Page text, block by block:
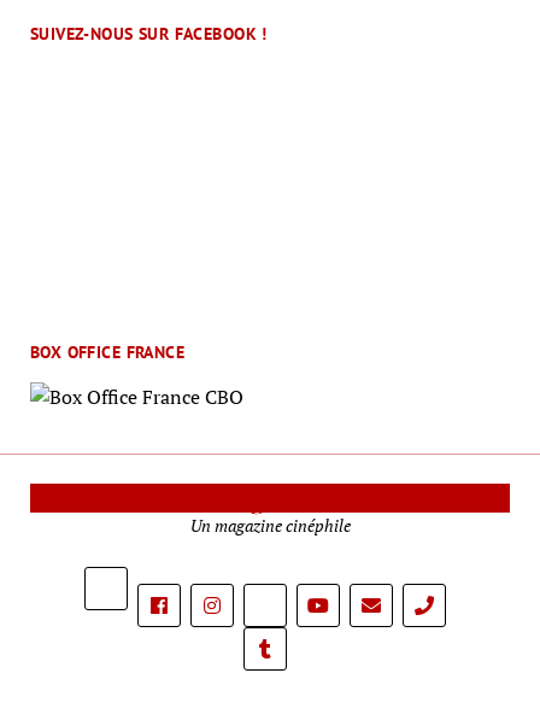
SUIVEZ-NOUS SUR FACEBOOK !
BOX OFFICE FRANCE
Un magazine cinéphile
phone